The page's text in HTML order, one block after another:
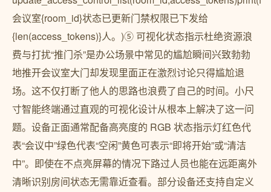
会议室{room_id}状态已更新门禁权限已下发给
{len(access_tokens)}人。)⑤ 可视化状态指示杜绝资源浪
费与打扰“推门杀”是办公场景中常见的尴尬瞬间兴致勃勃
地推开会议室大门却发现里面正在激烈讨论只得尴尬退
场。这不仅打断了他人的思路也浪费了自己的时间。小尺
寸智能终端通过直观的可视化设计从根本上解决了这一问
题。设备正面通常配备高亮度的 RGB 状态指示灯红色代
表“会议中”绿色代表“空闲”黄色可表示“即将开始”或“清洁
中”。即使在不点亮屏幕的情况下路过人员也能在远距离外
清晰识别房间状态无需靠近查看。部分设备还支持自定义